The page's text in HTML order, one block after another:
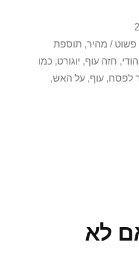
פשוט / מהיר, תוספת
הודי, חזה עוף, יוגורט, כמו
לפסח, עוף, על האש,
לא